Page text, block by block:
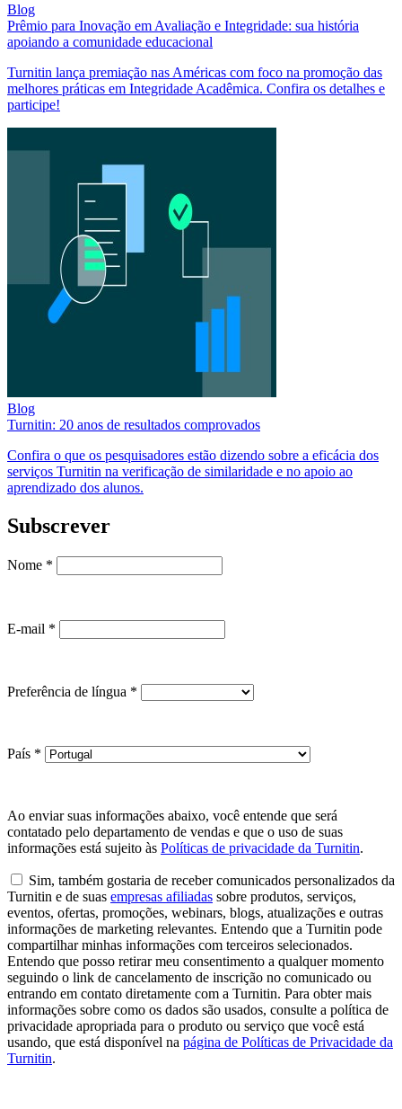
Blog
Prêmio para Inovação em Avaliação e Integridade: sua história
apoiando a comunidade educacional
Turnitin lança premiação nas Américas com foco na promoção das
melhores práticas em Integridade Acadêmica. Confira os detalhes e
participe!
Blog
Turnitin: 20 anos de resultados comprovados
Confira o que os pesquisadores estão dizendo sobre a eficácia dos
serviços Turnitin na verificação de similaridade e no apoio ao
aprendizado dos alunos.
Subscrever
Nome *
E-mail *
Preferência de língua *
País *
Ao enviar suas informações abaixo, você entende que será
contatado pelo departamento de vendas e que o uso de suas
informações está sujeito às Políticas de privacidade da Turnitin.
Sim, também gostaria de receber comunicados personalizados da
Turnitin e de suas empresas afiliadas sobre produtos, serviços,
eventos, ofertas, promoções, webinars, blogs, atualizações e outras
informações de marketing relevantes. Entendo que a Turnitin pode
compartilhar minhas informações com terceiros selecionados.
Entendo que posso retirar meu consentimento a qualquer momento
seguindo o link de cancelamento de inscrição no comunicado ou
entrando em contato diretamente com a Turnitin. Para obter mais
informações sobre como os dados são usados, consulte a política de
privacidade apropriada para o produto ou serviço que você está
usando, que está disponível na página de Políticas de Privacidade da
Turnitin.